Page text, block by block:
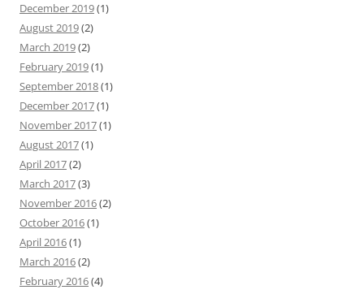
December 2019(1)
August 2019(2)
March 2019(2)
February 2019(1)
September 2018(1)
December 2017(1)
November 2017(1)
August 2017(1)
April 2017(2)
March 2017(3)
November 2016(2)
October 2016(1)
April 2016(1)
March 2016(2)
February 2016(4)